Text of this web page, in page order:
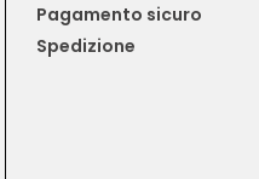
Pagamento sicuro
Spedizione